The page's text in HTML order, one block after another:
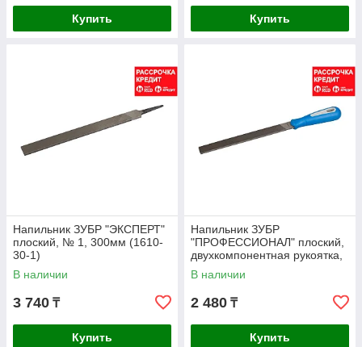
Купить Купить
Напильник ЗУБР "ЭКСПЕРТ"
плоский, № 1, 300мм (1610-
30-1)
В наличии
3 740 ₸
Купить
Напильник ЗУБР
"ПРОФЕССИОНАЛ" плоский,
двухкомпонентная рукоятка,
№ 2, 200мм (1611-20-2)
В наличии
2 480 ₸
Купить